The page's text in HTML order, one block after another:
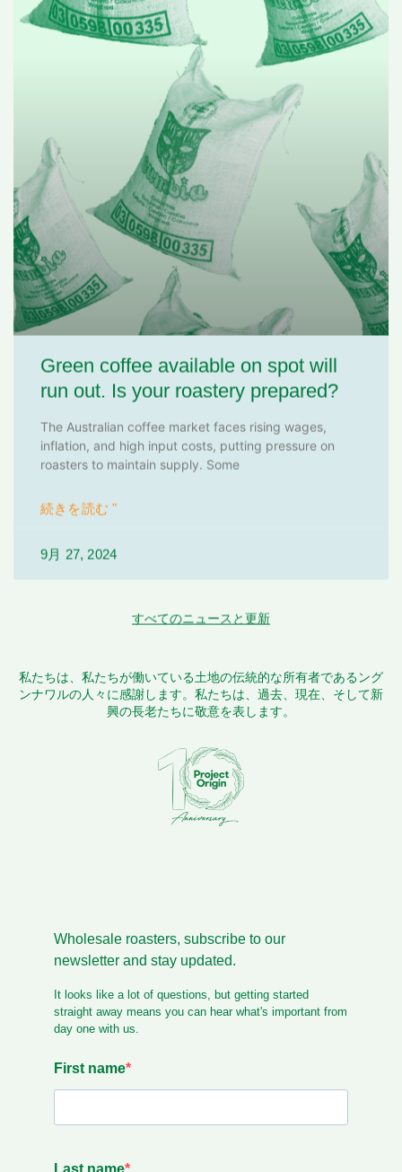
Green coffee available on spot will
run out. Is your roastery prepared?
The Australian coffee market faces rising wages,
inflation, and high input costs, putting pressure on
roasters to maintain supply. Some
続きを読む "
9月 27, 2024
すべてのニュースと更新
私たちは、私たちが働いている土地の伝統的な所有者であるング
ンナワルの人々に感謝します。私たちは、過去、現在、そして新
興の長老たちに敬意を表します。